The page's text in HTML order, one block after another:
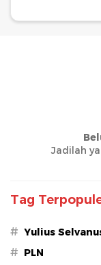
Jadilah
Tag
# Yulius
# PLN